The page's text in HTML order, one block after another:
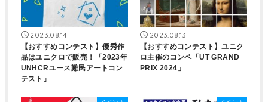
2023.08.14
【おすすめコンテスト】優秀作
品はユニクロで販売！「2023年
UNHCRユース難民アートコン
テスト」
2023.08.13
【おすすめコンテスト】ユニク
ロ主催のコンペ「UT GRAND
PRIX 2024」